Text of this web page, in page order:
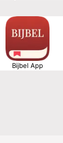
Bijbel App